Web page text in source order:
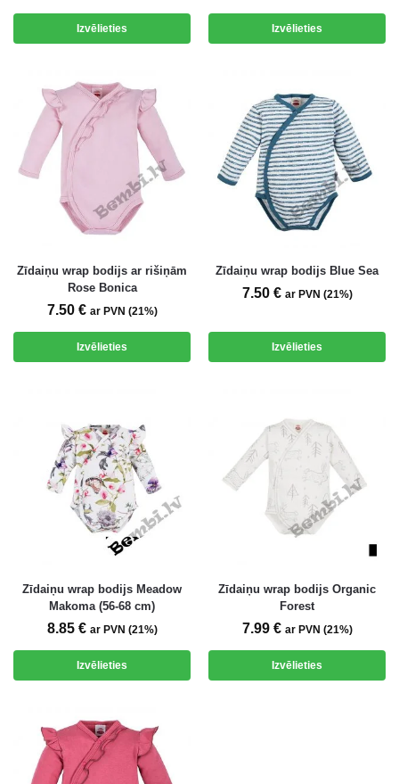
Izvēlieties Izvēlieties
Zīdaiņu wrap bodijs ar rišiņām
Rose Bonica
7.50 € ar PVN (21%)
Izvēlieties
Zīdaiņu wrap bodijs Blue Sea
7.50 € ar PVN (21%)
Izvēlieties
Zīdaiņu wrap bodijs Meadow
Makoma (56-68 cm)
8.85 € ar PVN (21%)
Izvēlieties
Zīdaiņu wrap bodijs Organic
Forest
7.99 € ar PVN (21%)
Izvēlieties